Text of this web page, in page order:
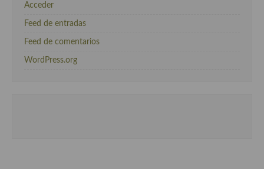
Acceder
Feed de entradas
Feed de comentarios
WordPress.org